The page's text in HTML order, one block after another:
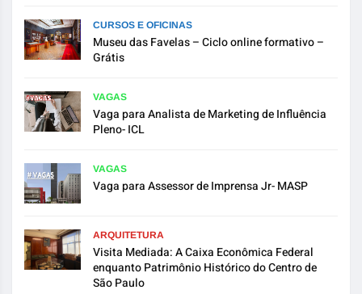
CURSOS E OFICINAS
Museu das Favelas – Ciclo online formativo –
Grátis
VAGAS
Vaga para Analista de Marketing de Influência
Pleno- ICL
VAGAS
Vaga para Assessor de Imprensa Jr- MASP
ARQUITETURA
Visita Mediada: A Caixa Econômica Federal
enquanto Patrimônio Histórico do Centro de
São Paulo